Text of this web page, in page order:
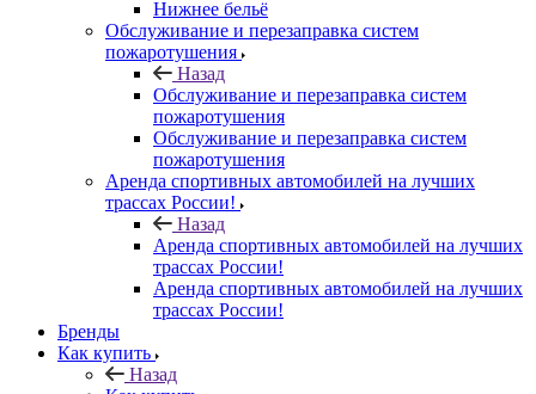
Нижнее бельё
Обслуживание и перезаправка систем
пожаротушения
Назад
Обслуживание и перезаправка систем
пожаротушения
Обслуживание и перезаправка систем
пожаротушения
Аренда спортивных автомобилей на лучших
трассах России!
Назад
Аренда спортивных автомобилей на лучших
трассах России!
Аренда спортивных автомобилей на лучших
трассах России!
Бренды
Как купить
Назад